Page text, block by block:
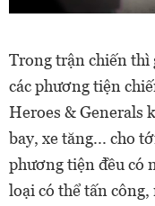
Trong trận chiến thì
các phương tiện
Heroes & Generals
bay, xe tăng... cho
phương tiện đều có
loại có thể tấn